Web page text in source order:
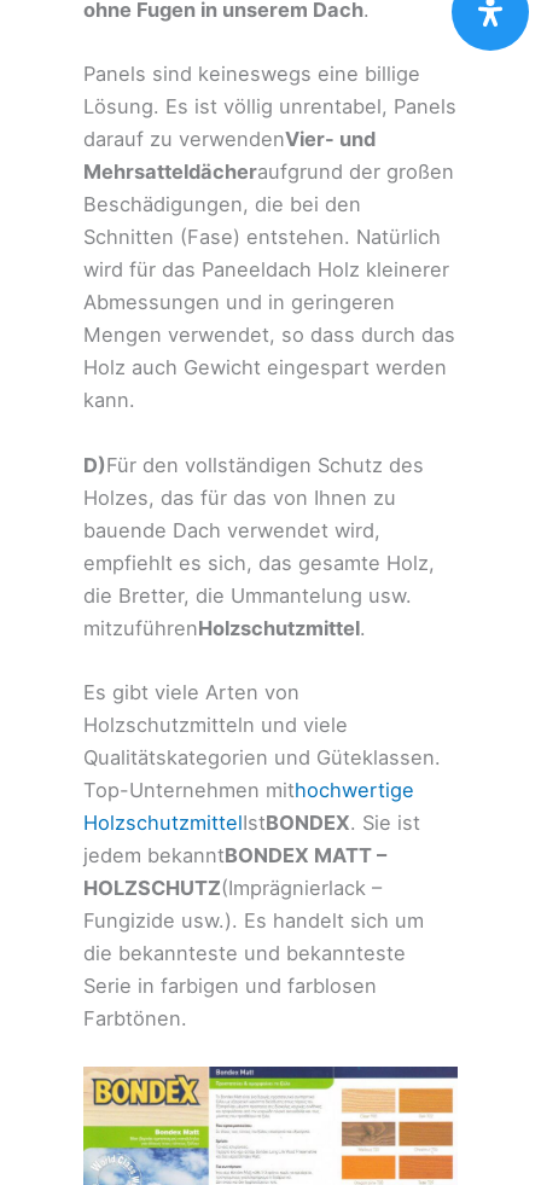
ohne Fugen in unserem Dach.
Panels sind keineswegs eine billige
Lösung. Es ist völlig unrentabel, Panels
darauf zu verwendenVier- und
Mehrsatteldächeraufgrund der großen
Beschädigungen, die bei den
Schnitten (Fase) entstehen. Natürlich
wird für das Paneeldach Holz kleinerer
Abmessungen und in geringeren
Mengen verwendet, so dass durch das
Holz auch Gewicht eingespart werden
kann.
D)Für den vollständigen Schutz des
Holzes, das für das von Ihnen zu
bauende Dach verwendet wird,
empfiehlt es sich, das gesamte Holz,
die Bretter, die Ummantelung usw.
mitzuführenHolzschutzmittel.
Es gibt viele Arten von
Holzschutzmitteln und viele
Qualitätskategorien und Güteklassen.
Top-Unternehmen mithochwertige
HolzschutzmittelIstBONDEX. Sie ist
jedem bekanntBONDEX MATT –
HOLZSCHUTZ(Imprägnierlack –
Fungizide usw.). Es handelt sich um
die bekannteste und bekannteste
Serie in farbigen und farblosen
Farbtönen.